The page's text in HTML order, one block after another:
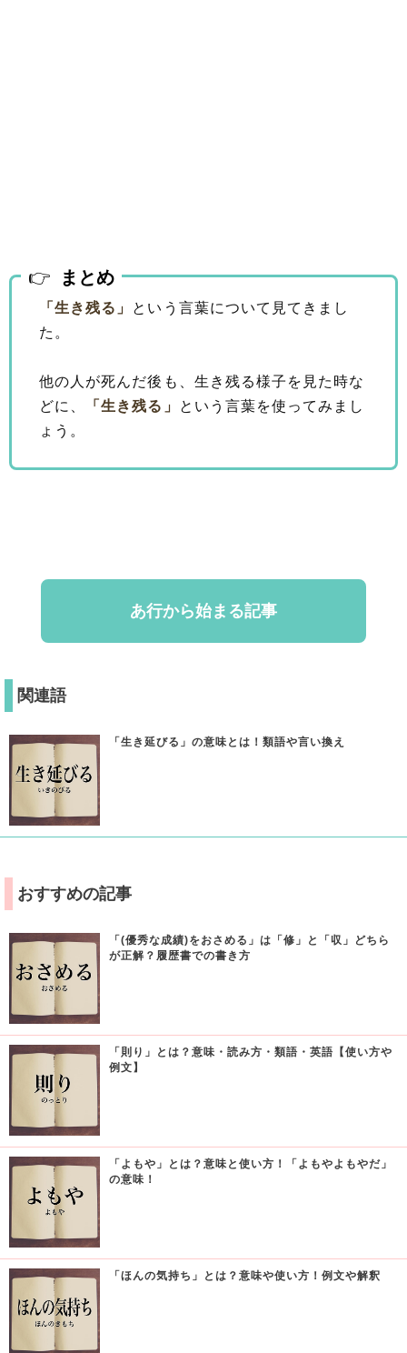
まとめ
「生き残る」 という言葉について見てきまし
た。
他の人が死んだ後も、生き残る様子を見た時な
どに、
「生き残る」
という言葉を使ってみまし
ょう。
あ行から始まる記事
関連語
「生き延びる」の意味とは！類語や言い換え
おすすめの記事
「(優秀な成績)をおさめる」は「修」と「収」どちら
が正解？履歴書での書き方
「則り」とは？意味・読み方・類語・英語【使い方や
例文】
「よもや」とは？意味と使い方！「よもやよもやだ」
の意味！
「ほんの気持ち」とは？意味や使い方！例文や解釈